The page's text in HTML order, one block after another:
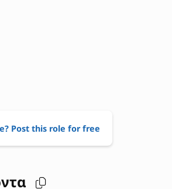
Post this role for free